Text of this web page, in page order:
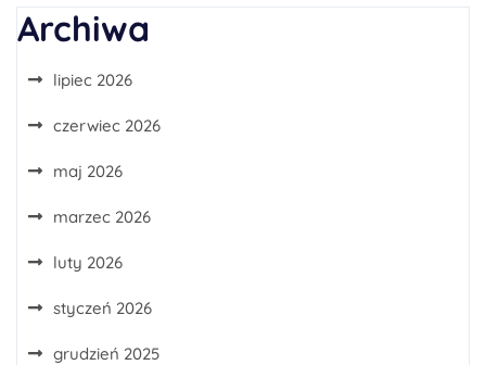
Archiwa
lipiec 2026
czerwiec 2026
maj 2026
marzec 2026
luty 2026
styczeń 2026
grudzień 2025